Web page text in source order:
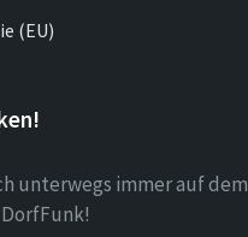
(EU)
unterwegs immer auf dem